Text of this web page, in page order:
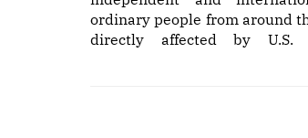
ordinary people from around
directly affected by U.S.